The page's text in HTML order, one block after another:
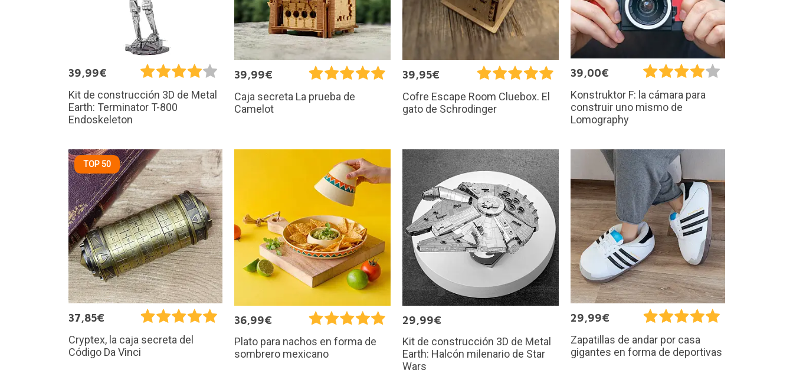
39,99€
Kit de construcción 3D de Metal
Earth: Terminator T-800
Endoskeleton
39,99€
Caja secreta La prueba de
Camelot
39,95€
Cofre Escape Room Cluebox. El
gato de Schrodinger
39,00€
Konstruktor F: la cámara para
construir uno mismo de
Lomography
TOP 50
37,85€
Cryptex, la caja secreta del
Código Da Vinci
36,99€
Plato para nachos en forma de
sombrero mexicano
29,99€
Kit de construcción 3D de Metal
Earth: Halcón milenario de Star
Wars
29,99€
Zapatillas de andar por casa
gigantes en forma de deportivas